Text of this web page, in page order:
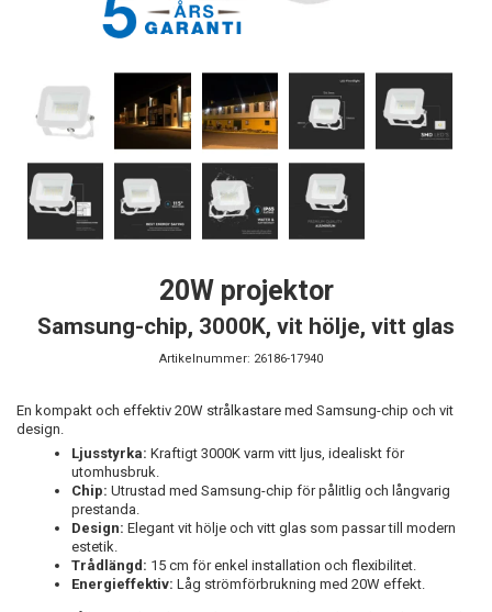
20W projektor
Samsung-chip, 3000K, vit hölje, vitt glas
Artikelnummer: 26186-17940
En kompakt och effektiv 20W strålkastare med Samsung-chip och vit
design.
Ljusstyrka: Kraftigt 3000K varm vitt ljus, idealiskt för
utomhusbruk.
Chip: Utrustad med Samsung-chip för pålitlig och långvarig
prestanda.
Design: Elegant vit hölje och vitt glas som passar till modern
estetik.
Trådlängd: 15 cm för enkel installation och flexibilitet.
Energieffektiv: Låg strömförbrukning med 20W effekt.